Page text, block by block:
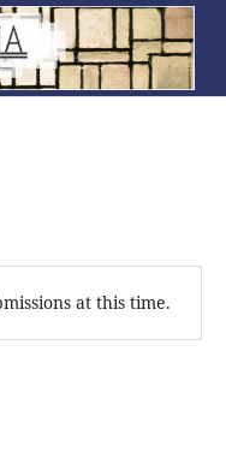
at this time.